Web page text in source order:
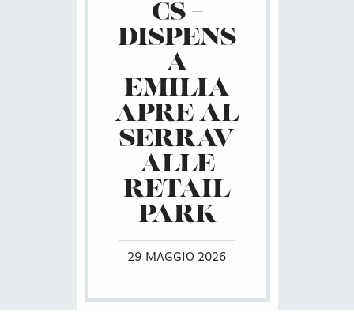
CS –
DISPENS
A
EMILIA
APRE AL
SERRAV
ALLE
RETAIL
PARK
29 MAGGIO 2026